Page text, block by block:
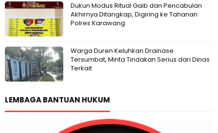
Dukun Modus Ritual Gaib dan Pencabulan
Akhirnya Ditangkap, Digiring ke Tahanan
Polres Karawang
Warga Duren Keluhkan Drainase
Tersumbat, Minta Tindakan Serius dari Dinas
Terkait
LEMBAGA BANTUAN HUKUM